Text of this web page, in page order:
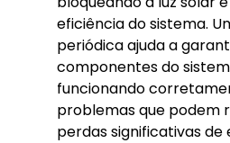
eficiência do sistema.
periódica ajuda a
componentes do
funcionando
problemas que podem
perdas significativas de